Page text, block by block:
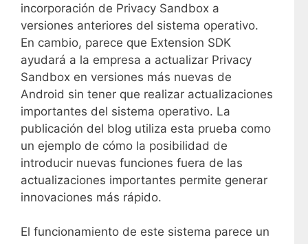
incorporación de Privacy Sandbox a
versiones anteriores del sistema operativo.
En cambio, parece que Extension SDK
ayudará a la empresa a actualizar Privacy
Sandbox en versiones más nuevas de
Android sin tener que realizar actualizaciones
importantes del sistema operativo. La
publicación del blog utiliza esta prueba como
un ejemplo de cómo la posibilidad de
introducir nuevas funciones fuera de las
actualizaciones importantes permite generar
innovaciones más rápido.
El funcionamiento de este sistema parece un